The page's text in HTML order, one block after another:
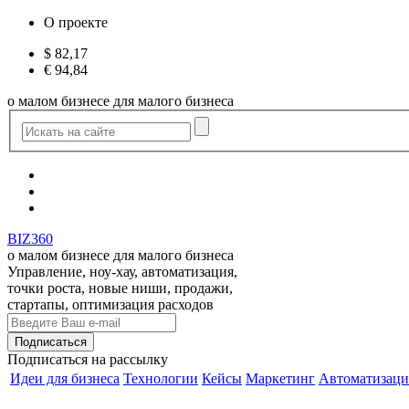
О проекте
$ 82,17
€ 94,84
о малом бизнесе для малого бизнеса
BIZ360
о малом бизнесе для малого бизнеса
Управление, ноу-хау, автоматизация,
точки роста, новые ниши, продажи,
стартапы, оптимизация расходов
Подписаться на рассылку
Идеи для бизнеса Технологии Кейсы Маркетинг